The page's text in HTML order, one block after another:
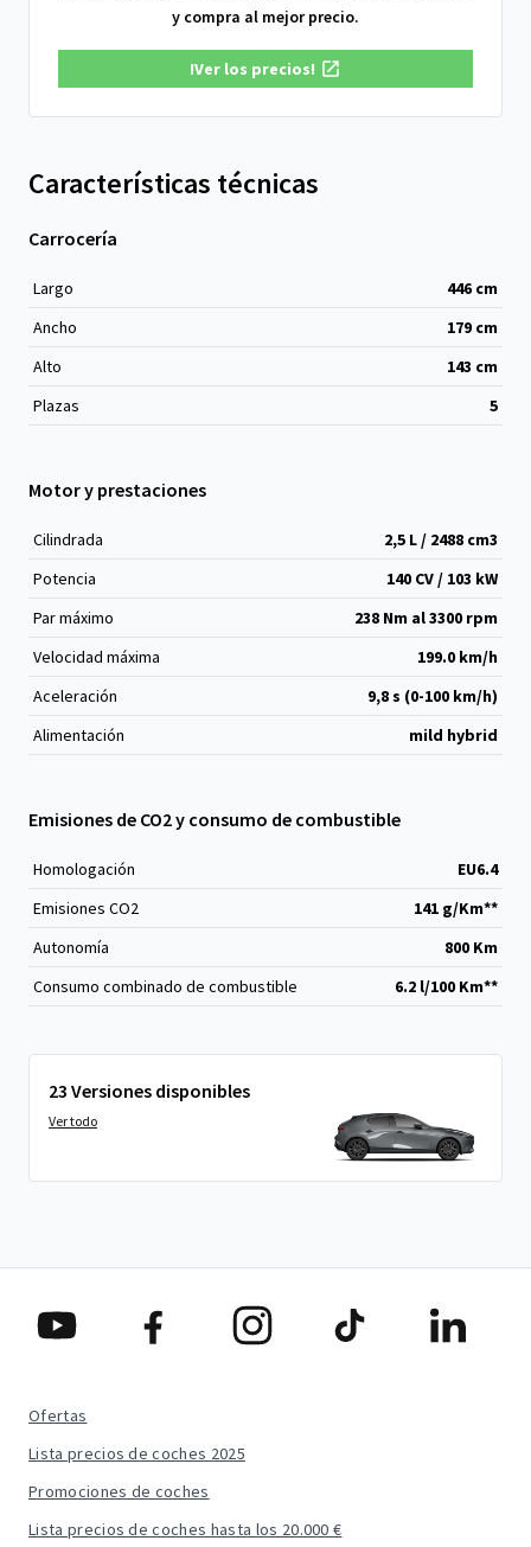
y compra al mejor precio.
!Ver los precios!
Características técnicas
Carrocería
Largo 446 cm
Ancho
179 cm
Alto
143 cm
Plazas
5
Motor y prestaciones
Cilindrada 2,5 L / 2488 cm3
Potencia
140 CV / 103 kW
Par máximo
238 Nm al 3300 rpm
Velocidad máxima
199.0 km/h
Aceleración
9,8 s (0-100 km/h)
Alimentación
mild hybrid
Emisiones de CO2 y consumo de combustible
Homologación
EU6.4
Emisiones CO2
141 g/Km**
Autonomía
800 Km
Consumo combinado de combustible
6.2 l/100 Km**
23 Versiones disponibles
Ver todo
Ofertas
Lista precios de coches 2025
Promociones de coches
Lista precios de coches hasta los 20.000 €